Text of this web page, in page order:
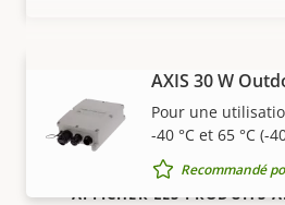
VOIR PLUS
AXIS 30 W
Pour une
-40 °C et 65 °C (-
Recommandé
AFFICHER LES PRODUITS